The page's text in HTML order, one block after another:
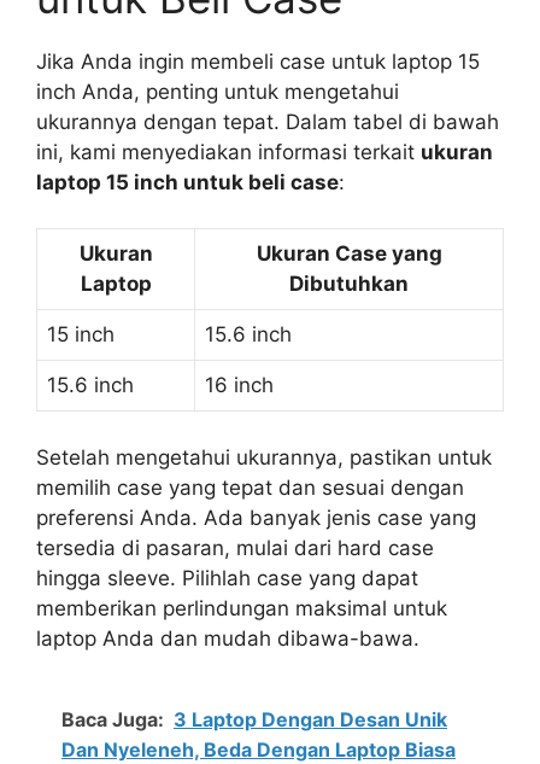
Jika Anda ingin membeli case untuk laptop 15
inch Anda, penting untuk mengetahui
ukurannya dengan tepat. Dalam tabel di bawah
ini, kami menyediakan informasi terkait ukuran
laptop 15 inch untuk beli case:
Ukuran
Laptop
Ukuran Case yang
Dibutuhkan
15 inch 15.6 inch
15.6 inch 16 inch
Setelah mengetahui ukurannya, pastikan untuk
memilih case yang tepat dan sesuai dengan
preferensi Anda. Ada banyak jenis case yang
tersedia di pasaran, mulai dari hard case
hingga sleeve. Pilihlah case yang dapat
memberikan perlindungan maksimal untuk
laptop Anda dan mudah dibawa-bawa.
Baca Juga: 3 Laptop Dengan Desan Unik
Dan Nyeleneh, Beda Dengan Laptop Biasa